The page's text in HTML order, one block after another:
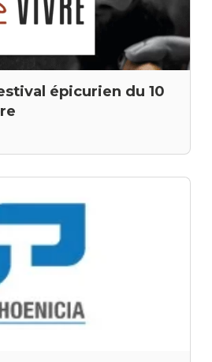
épicurien du 10